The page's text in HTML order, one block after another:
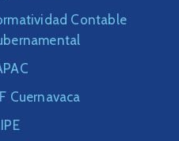
Contable
Cuernavaca